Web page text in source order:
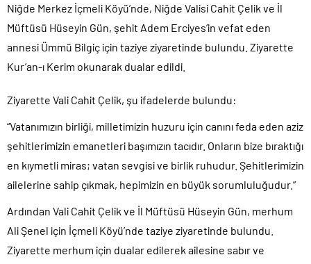
Niğde Merkez İçmeli Köyü’nde, Niğde Valisi Cahit Çelik ve İl
Müftüsü Hüseyin Gün, şehit Adem Erciyes’in vefat eden
annesi Ümmü Bilgiç için taziye ziyaretinde bulundu. Ziyarette
Kur’an-ı Kerim okunarak dualar edildi.
Ziyarette Vali Cahit Çelik, şu ifadelerde bulundu:
“Vatanımızın birliği, milletimizin huzuru için canını feda eden aziz
şehitlerimizin emanetleri başımızın tacıdır. Onların bize bıraktığı
en kıymetli miras; vatan sevgisi ve birlik ruhudur. Şehitlerimizin
ailelerine sahip çıkmak, hepimizin en büyük sorumluluğudur.”
Ardından Vali Cahit Çelik ve İl Müftüsü Hüseyin Gün, merhum
Ali Şenel için İçmeli Köyü’nde taziye ziyaretinde bulundu.
Ziyarette merhum için dualar edilerek ailesine sabır ve